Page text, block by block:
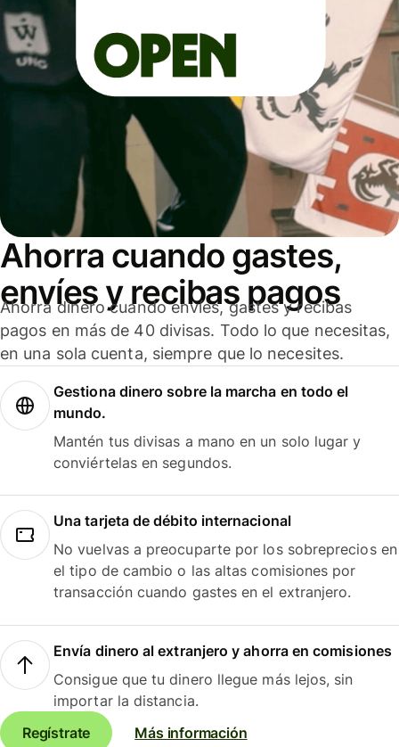
Ahorra cuando gastes,
envíes y recibas pagos
Ahorra dinero cuando envíes, gastes y recibas
pagos en más de 40 divisas. Todo lo que necesitas,
en una sola cuenta, siempre que lo necesites.
Gestiona dinero sobre la marcha en todo el
mundo.
Mantén tus divisas a mano en un solo lugar y
conviértelas en segundos.
Una tarjeta de débito internacional
No vuelvas a preocuparte por los sobreprecios en
el tipo de cambio o las altas comisiones por
transacción cuando gastes en el extranjero.
Envía dinero al extranjero y ahorra en comisiones
Consigue que tu dinero llegue más lejos, sin
importar la distancia.
Regístrate
Más información